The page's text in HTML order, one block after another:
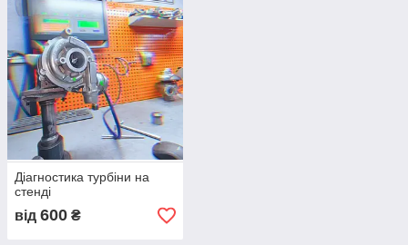
Діагностика турбіни на
стенді
від 600 ₴